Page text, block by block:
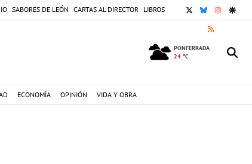
SABORES DE LEÓN CARTAS AL DIRECTOR LIBROS X BLUESKY
RSS
PONFERRADA
24 °C
ECONOMÍA OPINIÓN VIDA Y OBRA